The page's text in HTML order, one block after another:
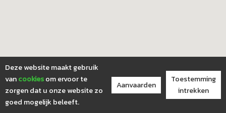
Deze website maakt gebruik
vancookiesom ervoor te
zorgen dat u onze website zo
goed mogelijk beleeft.
Aanvaarden
Toestemming
intrekken